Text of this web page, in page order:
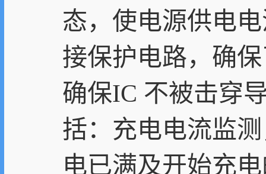
态，使电源供电
接保护电路，确
确保IC 不被击穿
括：充电电流监
电已满及开始充